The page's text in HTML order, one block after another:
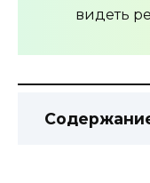
видеть